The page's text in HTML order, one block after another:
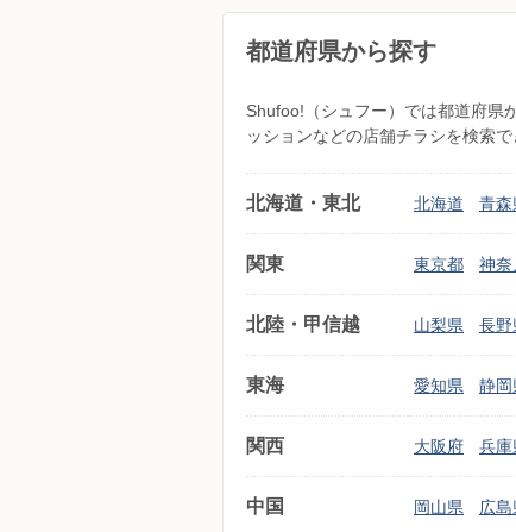
都道府県から探す
Shufoo!（シュフー）では都道府県
ッションなどの店舗チラシを検索で
北海道・東北 北海道 青森
関東 東京都 神奈
北陸・甲信越 山梨県 長野
東海 愛知県 静岡
関西 大阪府 兵庫
中国 岡山県 広島